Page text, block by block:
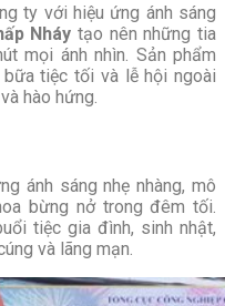
ty với hiệu ứng ánh sáng
Nháy tạo nên những tia
mọi ánh nhìn. Sản phẩm
tiệc tối và lễ hội ngoài
hào hứng.
ánh sáng nhẹ nhàng, mô
bừng nở trong đêm tối.
tiệc gia đình, sinh nhật,
và lãng mạn.